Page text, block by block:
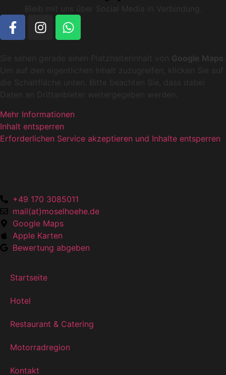
Bleib mit uns über Social Media in Verbindung.
Sie sehen gerade einen Platzhalterinhalt von Google Maps
Um auf den eigentlichen Inhalt zuzugreifen, klicken Sie auf
die Schaltfläche unten. Bitte beachten Sie, dass dabei
Daten an Drittanbieter weitergegeben werden.
Mehr Informationen
Inhalt entsperren
Erforderlichen Service akzeptieren und Inhalte entsperren
+49 170 3085011
mail(at)moselhoehe.de
Google Maps
Apple Karten
Bewertung abgeben
Startseite
Hotel
Restaurant & Catering
Motorradregion
Kontakt